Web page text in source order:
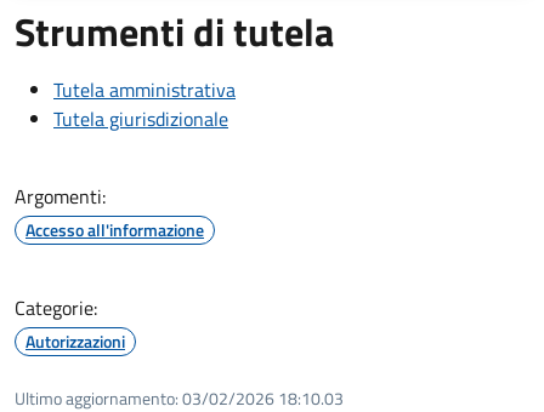
Strumenti di tutela
Tutela amministrativa
Tutela giurisdizionale
Argomenti:
Accesso all'informazione
Categorie:
Autorizzazioni
Ultimo aggiornamento:03/02/2026 18:10.03